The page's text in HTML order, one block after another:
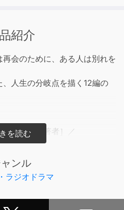
紹介
会のために、ある人は別れを
人生の分岐点を描く12編の
比奈歩［著者］／
（桔梗楓［著者］／藤井孝弘
ンル
ラジオドラマ